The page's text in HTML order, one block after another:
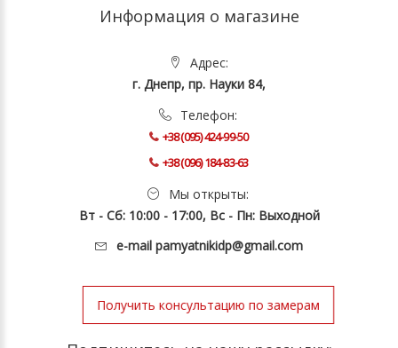
Информация о магазине
Адрес:
г. Днепр, пр. Науки 84,
Телефон:
+38 (095) 424-99-50
+38 (096) 184-83-63
Мы открыты:
Вт - Сб: 10:00 - 17:00, Вс - Пн: Выходной
e-mail pamyatnikidp@gmail.com
Получить консультацию по замерам